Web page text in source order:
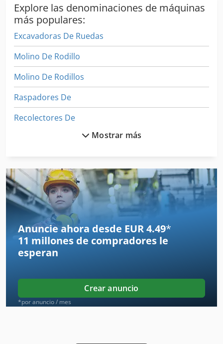
Explore las denominaciones de máquinas
más populares:
Excavadoras De Ruedas
Molino De Rodillo
Molino De Rodillos
Raspadores De
Recolectores De
Rieles De Corrientes
Rieles De Grúa
Rociador De
Rociador De Remolque
Roladora De Perfiles
Rollo De Hilo
Rollo De Orden
Mostrar más
Anuncie ahora desde EUR 4.49*
11 millones de compradores le
esperan
Crear anuncio
*por anuncio / mes